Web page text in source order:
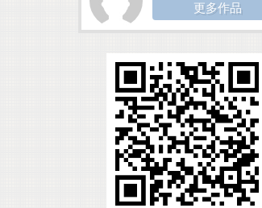
更多作品